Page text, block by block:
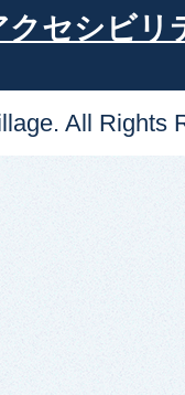
クセシビリ
All Rights